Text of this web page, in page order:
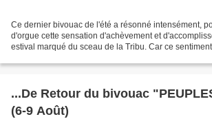
Ce dernier bivouac de l'été a résonné intensément,
d'orgue cette sensation d'achèvement et
estival marqué du sceau de la Tribu. Car ce
...De Retour du bivouac
(6-9 Août)